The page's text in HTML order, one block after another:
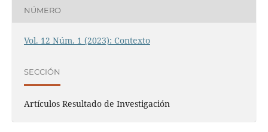
NÚMERO
Vol. 12 Núm. 1 (2023): Contexto
SECCIÓN
Artículos Resultado de Investigación